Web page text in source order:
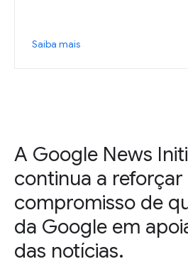
Saiba mais
A Google News
continua a reforçar
compromisso de
da Google em
das notícias.